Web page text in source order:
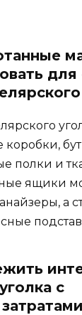
для
коробки,
полки и
ящики
а
с